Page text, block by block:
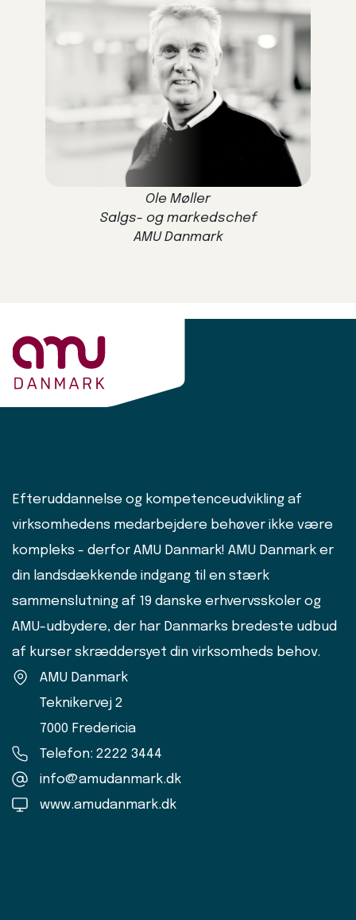
Ole Møller
Salgs- og markedschef
AMU Danmark
Efteruddannelse og kompetenceudvikling af
virksomhedens medarbejdere behøver ikke være
kompleks - derfor AMU Danmark! AMU Danmark er
din landsdækkende indgang til en stærk
sammenslutning af 19 danske erhvervsskoler og
AMU-udbydere, der har Danmarks bredeste udbud
af kurser skræddersyet din virksomheds behov.
AMU Danmark
Teknikervej 2
7000 Fredericia
Telefon: 2222 3444
info@amudanmark.dk
www.amudanmark.dk